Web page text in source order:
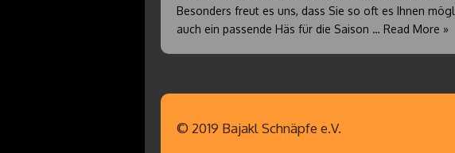
Besonders freut es uns, dass Sie so oft es Ihnen
auch ein passende Häs für die Saison … Read More »
© 2019 Bajakl Schnäpfe e.V.